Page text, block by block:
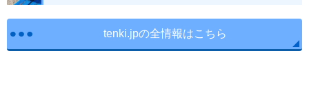
tenki.jpの全情報はこちら